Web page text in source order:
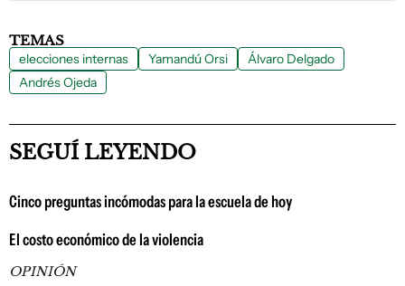
TEMAS
elecciones internas Yamandú Orsi
Álvaro Delgado
Andrés Ojeda
SEGUÍ LEYENDO
Cinco preguntas incómodas para la escuela de hoy
El costo económico de la violencia
OPINIÓN